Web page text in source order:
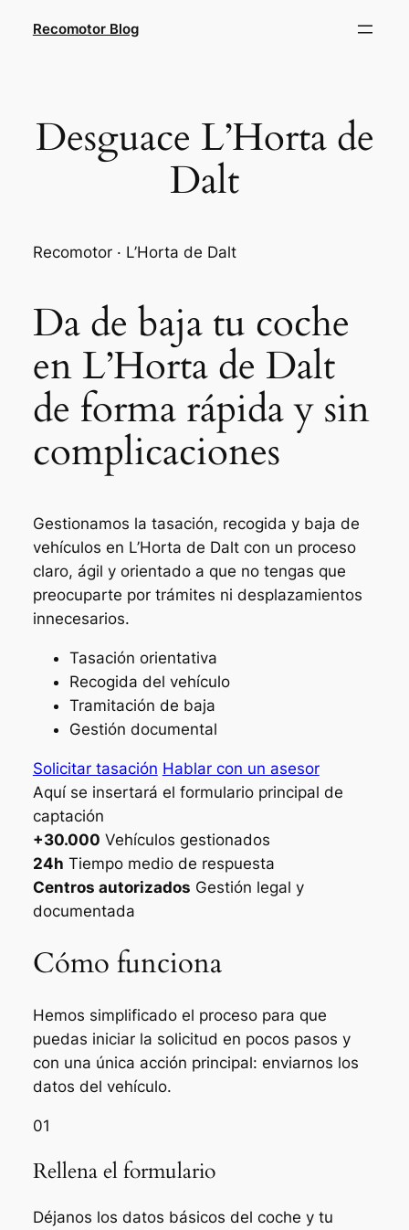
Recomotor Blog
Desguace L’Horta de
Dalt
Recomotor · L’Horta de Dalt
Da de baja tu coche
en L’Horta de Dalt
de forma rápida y sin
complicaciones
Gestionamos la tasación, recogida y baja de
vehículos en L’Horta de Dalt con un proceso
claro, ágil y orientado a que no tengas que
preocuparte por trámites ni desplazamientos
innecesarios.
Tasación orientativa
Recogida del vehículo
Tramitación de baja
Gestión documental
Solicitar tasación Hablar con un asesor
Aquí se insertará el formulario principal de
captación
+30.000 Vehículos gestionados
24h Tiempo medio de respuesta
Centros autorizados Gestión legal y
documentada
Cómo funciona
Hemos simplificado el proceso para que
puedas iniciar la solicitud en pocos pasos y
con una única acción principal: enviarnos los
datos del vehículo.
01
Rellena el formulario
Déjanos los datos básicos del coche y tu